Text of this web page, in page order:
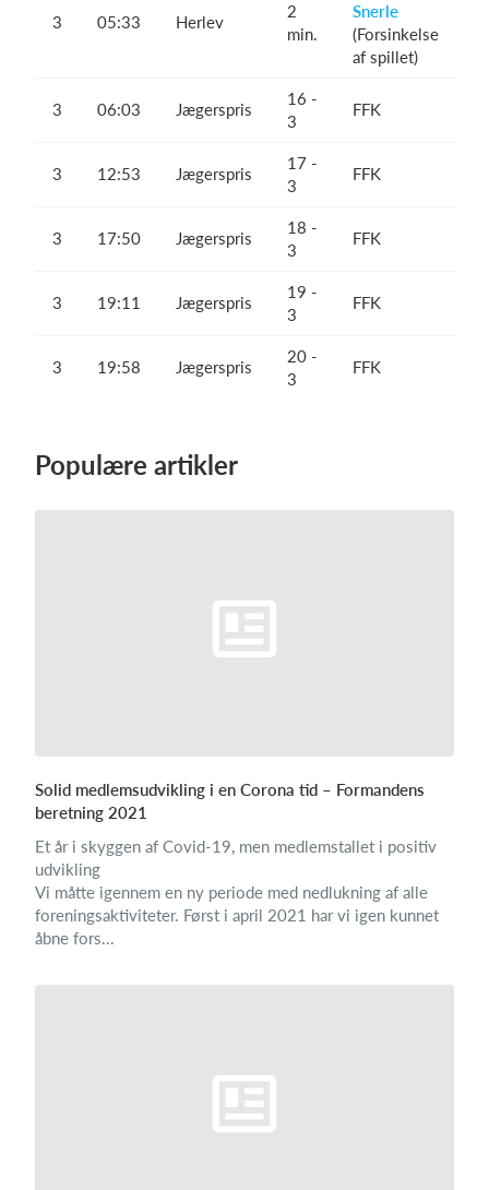
3 05:33 Herlev
2
min.
Snerle
(Forsinkelse
af spillet)
3 06:03 Jægerspris
16 -
3
FFK
3 12:53 Jægerspris
17 -
3
FFK
3 17:50 Jægerspris
18 -
3
FFK
3 19:11 Jægerspris
19 -
3
FFK
3 19:58 Jægerspris
20 -
3
FFK
Populære artikler
Solid medlemsudvikling i en Corona tid – Formandens
beretning 2021
Et år i skyggen af Covid-19, men medlemstallet i positiv
udvikling
Vi måtte igennem en ny periode med nedlukning af alle
foreningsaktiviteter. Først i april 2021 har vi igen kunnet
åbne fors...